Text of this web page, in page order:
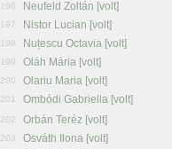
196 Neufeld Zoltán [volt]
197 Nistor Lucian [volt]
198 Nuțescu Octavia [volt]
199 Oláh Mária [volt]
200 Olariu Maria [volt]
201 Ombódi Gabriella [volt]
202 Orbán Teréz [volt]
203 Osváth Ilona [volt]